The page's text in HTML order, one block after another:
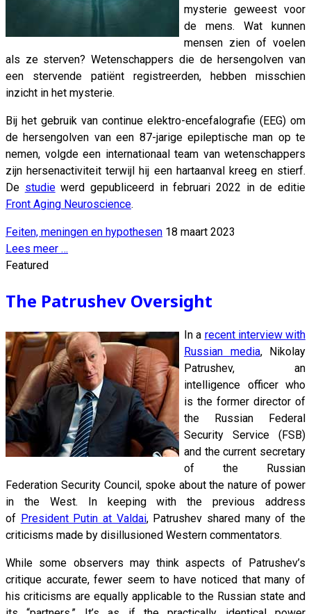
mysterie geweest voor
de mens. Wat kunnen
mensen zien of voelen
als ze sterven? Wetenschappers die de hersengolven van
een stervende patiënt registreerden, hebben misschien
inzicht in het mysterie.
Bij het gebruik van continue elektro-encefalografie (EEG) om
de hersengolven van een 87-jarige epileptische man op te
nemen, volgde een internationaal team van wetenschappers
zijn hersenactiviteit terwijl hij een hartaanval kreeg en stierf.
De studiewerd gepubliceerd in februari 2022 in de editie
Front Aging Neuroscience.
Feiten, meningen en hypothesen 18 maart 2023
Lees meer …
Featured
The Patrushev Oversight
In a recent interview with
Russian media, Nikolay
Patrushev, an
intelligence officer who
is the former director of
the Russian Federal
Security Service (FSB)
and the current secretary
of the Russian
Federation Security Council, spoke about the nature of power
in the West. In keeping with the previous address
of President Putin at Valdai, Patrushev shared many of the
criticisms made by disillusioned Western commentators.
While some observers may think aspects of Patrushev’s
critique accurate, fewer seem to have noticed that many of
his criticisms are equally applicable to the Russian state and